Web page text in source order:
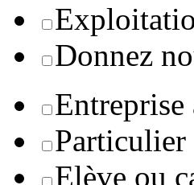
Donnez
Entreprise
Particulier
Elève ou